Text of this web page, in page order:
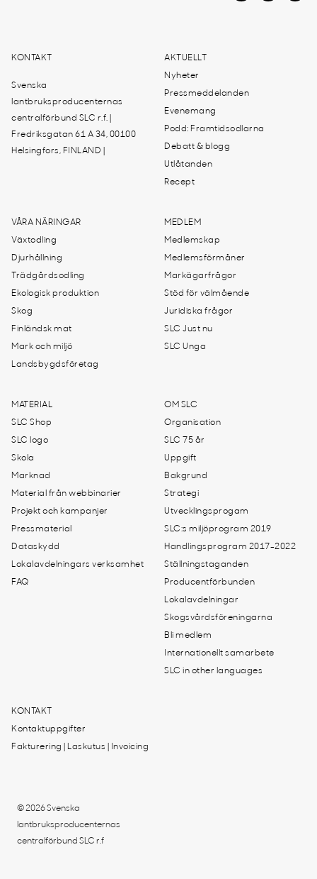
KONTAKT
Svenska
lantbruksproducenternas
centralförbund SLC r.f. |
Fredriksgatan 61 A 34, 00100
Helsingfors, FINLAND |
AKTUELLT
Nyheter
Pressmeddelanden
Evenemang
Podd: Framtidsodlarna
Debatt & blogg
Utlåtanden
Recept
VÅRA NÄRINGAR
Växtodling
Djurhållning
Trädgårdsodling
Ekologisk produktion
Skog
Finländsk mat
Mark och miljö
Landsbygdsföretag
MEDLEM
Medlemskap
Medlemsförmåner
Markägarfrågor
Stöd för välmående
Juridiska frågor
SLC Just nu
SLC Unga
MATERIAL
SLC Shop
SLC logo
Skola
Marknad
Material från webbinarier
Projekt och kampanjer
Pressmaterial
Dataskydd
Lokalavdelningars verksamhet
FAQ
OM SLC
Organisation
SLC 75 år
Uppgift
Bakgrund
Strategi
Utvecklingsprogam
SLC:s miljöprogram 2019
Handlingsprogram 2017-2022
Ställningstaganden
Producentförbunden
Lokalavdelningar
Skogsvårdsföreningarna
Bli medlem
Internationellt samarbete
SLC in other languages
KONTAKT
Kontaktuppgifter
Fakturering | Laskutus | Invoicing
© 2026 Svenska
lantbruksproducenternas
centralförbund SLC r.f